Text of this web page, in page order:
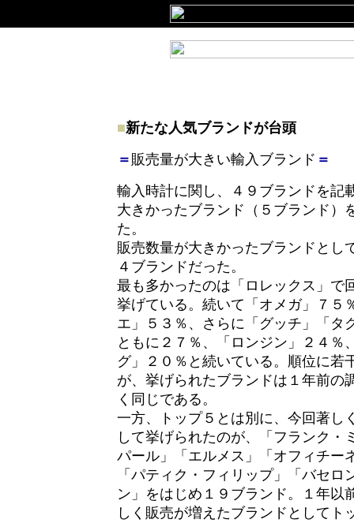
■新たな人気ブランドが台頭
＝ 販売量が大きい輸入ブランド ＝
輸入時計に関し、４９ブランドを記
大きかったブランド（５ブランド）
た。
販売数量が大きかったブランドとし
４ブランドだった。
最も多かったのは「ロレックス」で
挙げている。続いて「オメガ」７５
エ」５３％、さらに「グッチ」「タ
ともに２７％、「ロンジン」２４％
グ」２０％と続いている。順位に若
が、挙げられたブランドは１年前の
く同じである。
一方、トップ５とは別に、今回著し
して挙げられたのが、「フランク・
パール」「エルメス」「オフィチー
「パティク・フィリップ」「バセロ
ン」をはじめ１９ブランド。１年以
しく販売が増えたブランドとしてト